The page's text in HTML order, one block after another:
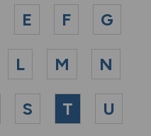
E F G
L M N
S T U